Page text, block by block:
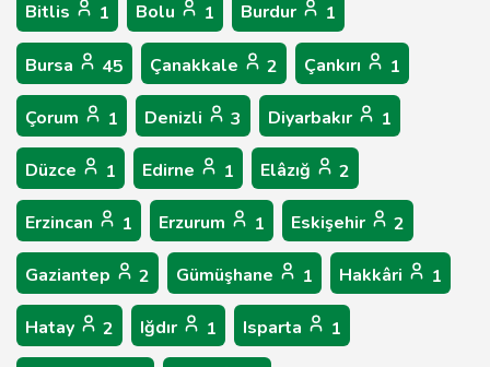
Bitlis 1 Bolu 1 Burdur 1
Bursa 45 Çanakkale 2 Çankırı 1
Çorum 1 Denizli 3 Diyarbakır 1
Düzce 1 Edirne 1 Elâzığ 2
Erzincan 1 Erzurum 1 Eskişehir 2
Gaziantep 2 Gümüşhane 1 Hakkâri 1
Hatay 2 Iğdır 1 Isparta 1